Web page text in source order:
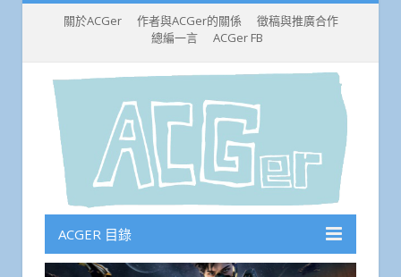
關於ACGer 作者與ACGer的關係
徵稿與推廣合作
總編一言
ACGer FB
ACGER 目錄